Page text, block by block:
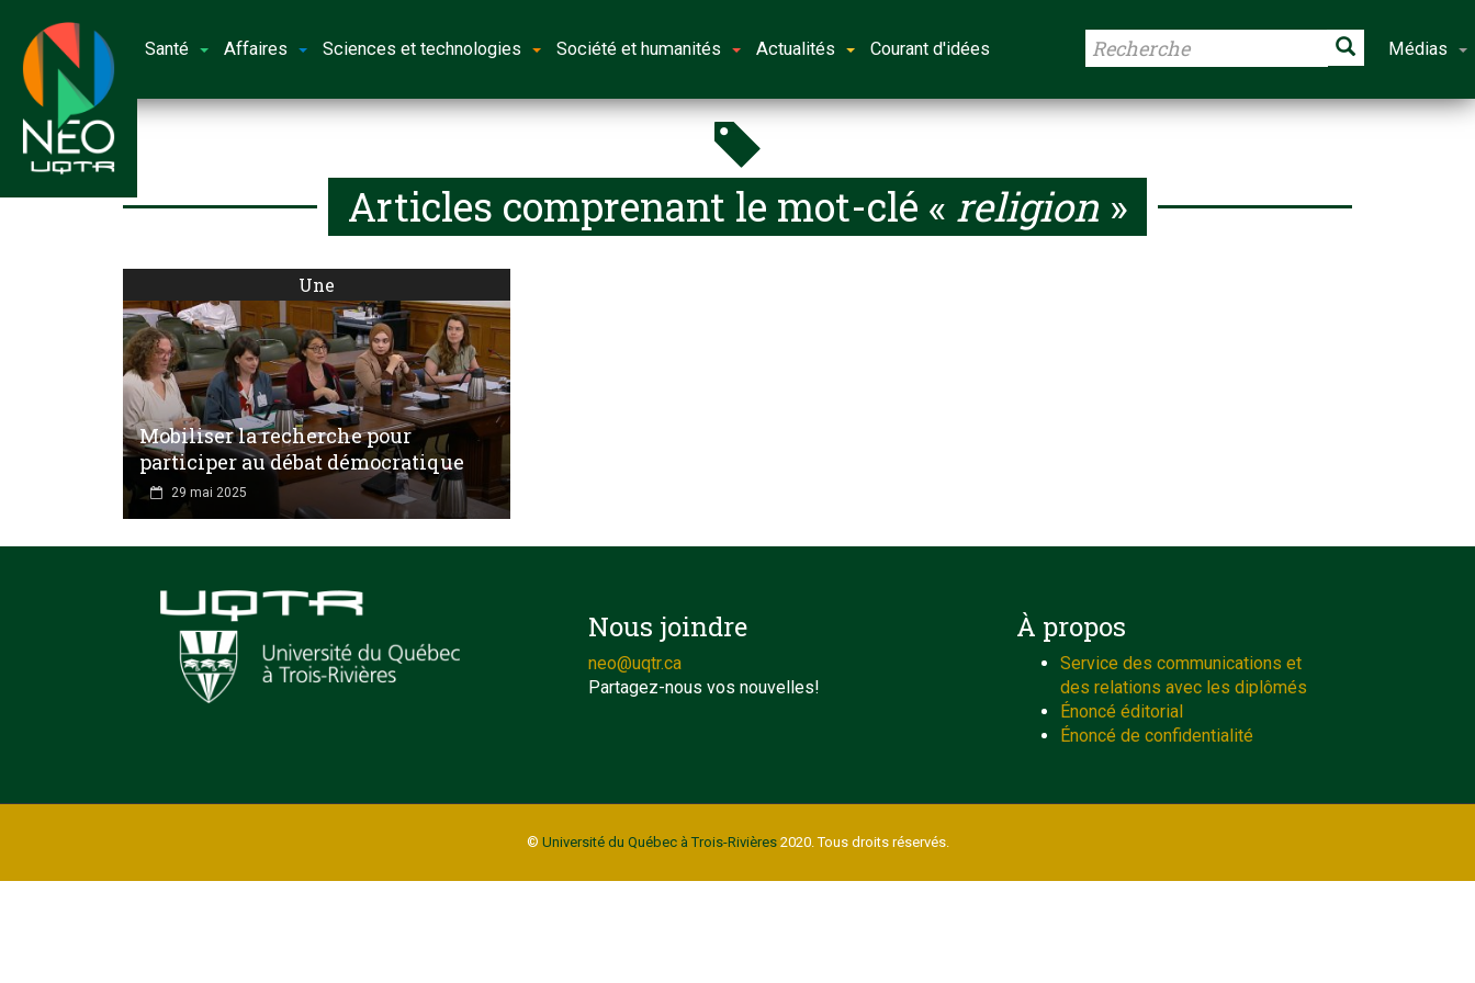
Santé Affaires Sciences et technologies Société et humanités Actualités Courant d'idées Médias
Articles comprenant le mot-clé « religion »
Une
Mobiliser la recherche pour
participer au débat démocratique
29 mai 2025
Nous joindre
neo@uqtr.ca
Partagez-nous vos nouvelles!
À propos
Service des communications et
des relations avec les diplômés
Énoncé éditorial
Énoncé de confidentialité
© Université du Québec à Trois-Rivières2020. Tous droits réservés.